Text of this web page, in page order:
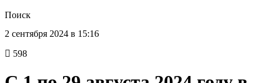
Поиск
2 сентября 2024 в 15:16
598